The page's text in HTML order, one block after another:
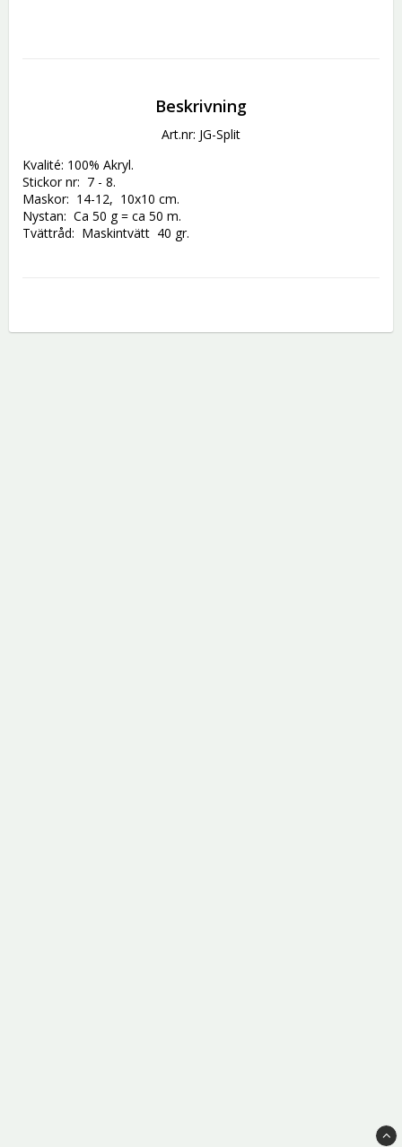
Beskrivning
Art.nr: JG-Split
Kvalité: 100% Akryl.
Stickor nr:  7 - 8.
Maskor:  14-12,  10x10 cm.
Nystan:  Ca 50 g = ca 50 m.